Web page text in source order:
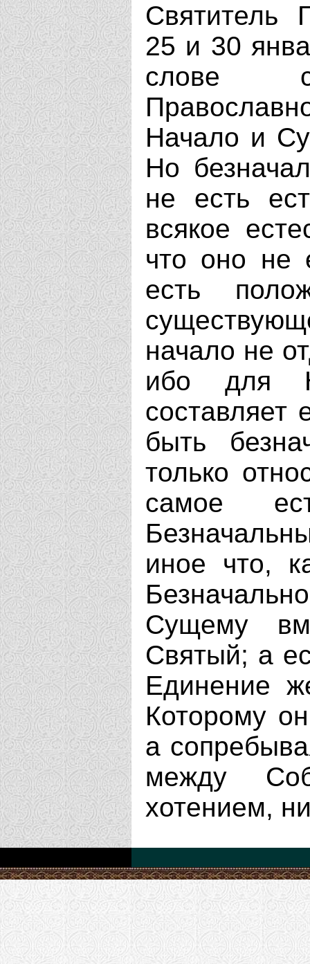
Святитель
25 и 30
слове
Начало и
Но
не есть
всякое
что оно не
есть
начало не
ибо для
составляет
быть
только
самое
иное что,
Сущему
Святый; а
Единение
Которому
а
между
хотением,